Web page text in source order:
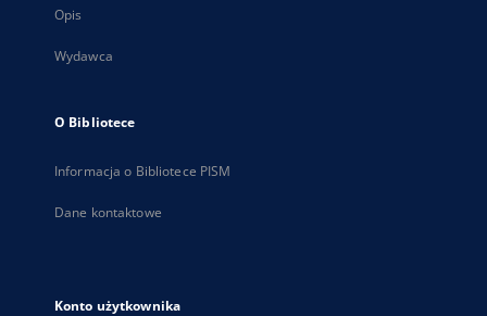
Opis
Wydawca
O Bibliotece
Informacja o Bibliotece PISM
Dane kontaktowe
Konto użytkownika